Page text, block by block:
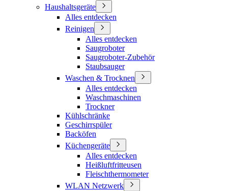
Haushaltsgeräte
Alles entdecken
Reinigen
Alles entdecken
Saugroboter
Saugroboter-Zubehör
Staubsauger
Waschen & Trocknen
Alles entdecken
Waschmaschinen
Trockner
Kühlschränke
Geschirrspüler
Backöfen
Küchengeräte
Alles entdecken
Heißluftfritteusen
Fleischthermometer
WLAN Netzwerk